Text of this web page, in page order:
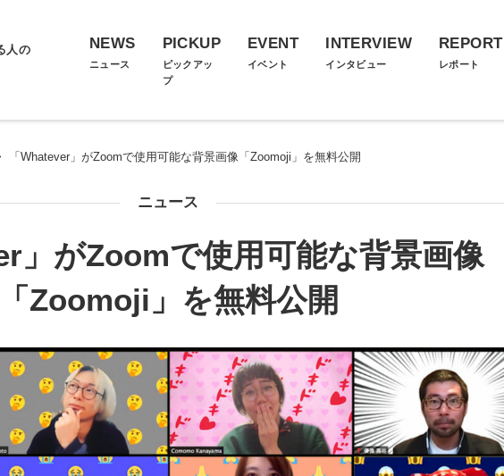
人の
NEWS
ニュース
PICKUP
ピックアッ
プ
EVENT
イベント
INTERVIEW
インタビュー
REPORT
レポート
「Whatever」がZoomで使用可能な背景画像「Zoomoji」を無料公開
ニュース
」がZoomで使用可能な背景画像
「Zoomoji」を無料公開